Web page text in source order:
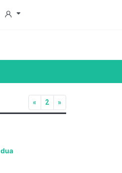
« 2 »
dua